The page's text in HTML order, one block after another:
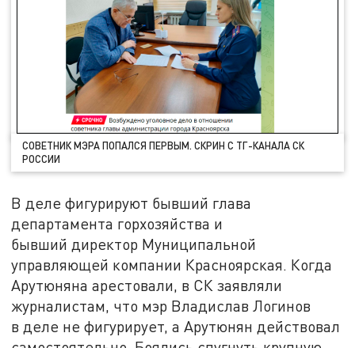
СОВЕТНИК МЭРА ПОПАЛСЯ ПЕРВЫМ. СКРИН С ТГ-КАНАЛА СК
РОССИИ
В деле фигурируют бывший глава
департамента горхозяйства и
бывший директор Муниципальной
управляющей компании Красноярская. Когда
Арутюняна арестовали, в СК заявляли
журналистам, что мэр Владислав Логинов
в деле не фигурирует, а Арутюнян действовал